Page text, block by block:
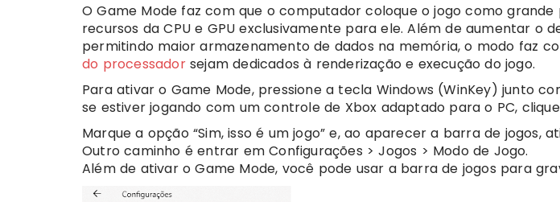
O Game Mode faz com que o computador coloque o jogo como grande
recursos da CPU e GPU exclusivamente para ele. Além de aumentar o
permitindo maior armazenamento de dados na memória, o modo faz
do processadorsejam dedicados à renderização e execução do jogo.
Para ativar o Game Mode, pressione a tecla Windows (WinKey) junto
se estiver jogando com um controle de Xbox adaptado para o PC,
Marque a opção “Sim, isso é um jogo” e, ao aparecer a barra de jogos,
Outro caminho é entrar em Configurações > Jogos > Modo de Jogo.
Além de ativar o Game Mode, você pode usar a barra de jogos para